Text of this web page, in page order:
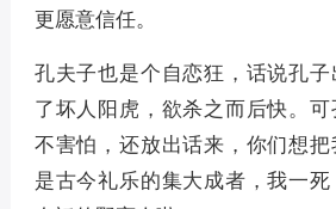
更愿意信任。
孔夫子也是个自恋狂，话说孔
了坏人阳虎，欲杀之而后快。
不害怕，还放出话来，你们想
是古今礼乐的集大成者，我一